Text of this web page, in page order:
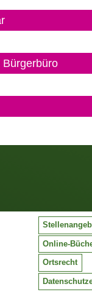
Bürgerbüro
Online-
Ortsrecht